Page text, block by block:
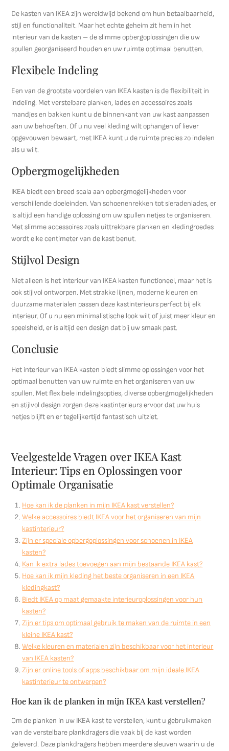
De kasten van IKEA zijn wereldwijd bekend om hun betaalbaarheid,
stijl en functionaliteit. Maar het echte geheim zit hem in het
interieur van de kasten – de slimme opbergoplossingen die uw
spullen georganiseerd houden en uw ruimte optimaal benutten.
Flexibele Indeling
Een van de grootste voordelen van IKEA kasten is de flexibiliteit in
indeling. Met verstelbare planken, lades en accessoires zoals
mandjes en bakken kunt u de binnenkant van uw kast aanpassen
aan uw behoeften. Of u nu veel kleding wilt ophangen of liever
opgevouwen bewaart, met IKEA kunt u de ruimte precies zo indelen
als u wilt.
Opbergmogelijkheden
IKEA biedt een breed scala aan opbergmogelijkheden voor
verschillende doeleinden. Van schoenenrekken tot sieradenlades, er
is altijd een handige oplossing om uw spullen netjes te organiseren.
Met slimme accessoires zoals uittrekbare planken en kledingroedes
wordt elke centimeter van de kast benut.
Stijlvol Design
Niet alleen is het interieur van IKEA kasten functioneel, maar het is
ook stijlvol ontworpen. Met strakke lijnen, moderne kleuren en
duurzame materialen passen deze kastinterieurs perfect bij elk
interieur. Of u nu een minimalistische look wilt of juist meer kleur en
speelsheid, er is altijd een design dat bij uw smaak past.
Conclusie
Het interieur van IKEA kasten biedt slimme oplossingen voor het
optimaal benutten van uw ruimte en het organiseren van uw
spullen. Met flexibele indelingsopties, diverse opbergmogelijkheden
en stijlvol design zorgen deze kastinterieurs ervoor dat uw huis
netjes blijft en er tegelijkertijd fantastisch uitziet.
Veelgestelde Vragen over IKEA Kast
Interieur: Tips en Oplossingen voor
Optimale Organisatie
Hoe kan ik de planken in mijn IKEA kast verstellen?
Welke accessoires biedt IKEA voor het organiseren van mijn
kastinterieur?
Zijn er speciale opbergoplossingen voor schoenen in IKEA
kasten?
Kan ik extra lades toevoegen aan mijn bestaande IKEA kast?
Hoe kan ik mijn kleding het beste organiseren in een IKEA
kledingkast?
Biedt IKEA op maat gemaakte interieuroplossingen voor hun
kasten?
Zijn er tips om optimaal gebruik te maken van de ruimte in een
kleine IKEA kast?
Welke kleuren en materialen zijn beschikbaar voor het interieur
van IKEA kasten?
Zijn er online tools of apps beschikbaar om mijn ideale IKEA
kastinterieur te ontwerpen?
Hoe kan ik de planken in mijn IKEA kast verstellen?
Om de planken in uw IKEA kast te verstellen, kunt u gebruikmaken
van de verstelbare plankdragers die vaak bij de kast worden
geleverd. Deze plankdragers hebben meerdere sleuven waarin u de